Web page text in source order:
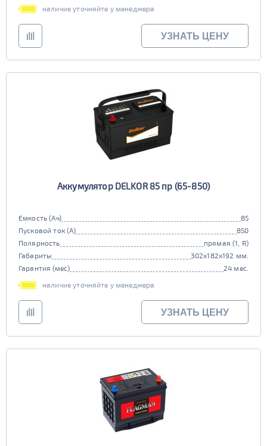
наличие уточняйте у менеджера
УЗНАТЬ ЦЕНУ
Аккумулятор DELKOR 85 пр (65-850)
Емкость (Ач)
85
Пусковой ток (А)
850
Полярность
прямая (1, R)
Габариты
302x182x192 мм.
Гарантия (мес)
24 мес.
наличие уточняйте у менеджера
УЗНАТЬ ЦЕНУ